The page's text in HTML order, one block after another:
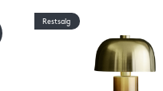
Restsalg